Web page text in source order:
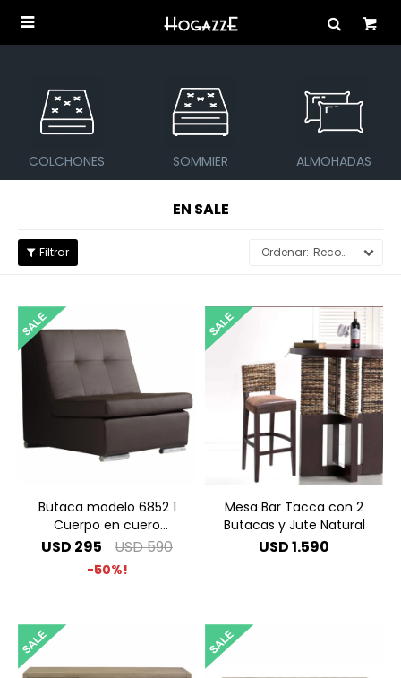

COLCHONES SOMMIER ALMOHADAS
EN SALE
Recomendados
Butaca modelo 6852 1
Cuerpo en cuero
sintético Chocolate
USD 295 USD590
50
Mesa Bar Tacca con 2
Butacas y Jute Natural
USD1.590